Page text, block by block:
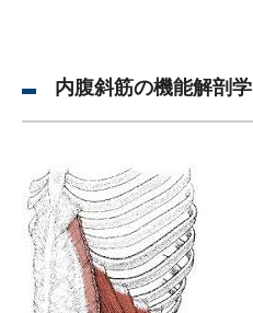
内腹斜筋の機能解剖学